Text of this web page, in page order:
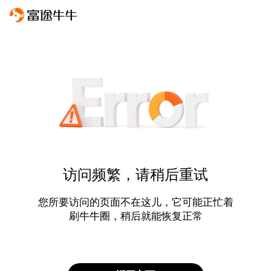
访问频繁，请稍后重试
您所要访问的页面不在这儿，它可能正忙着
刷牛牛圈，稍后就能恢复正常